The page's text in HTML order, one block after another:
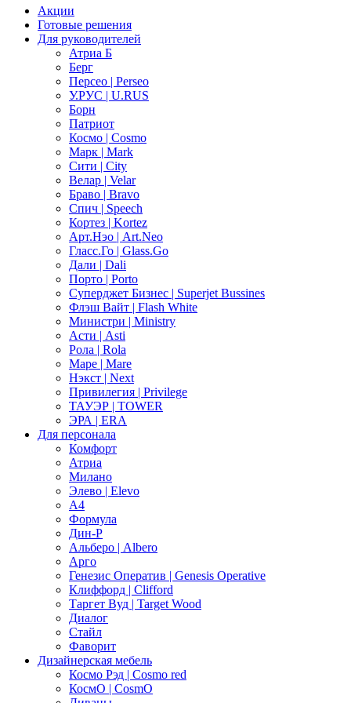
Акции
Готовые решения
Для руководителей
Атриа Б
Берг
Персео | Perseo
У.РУС | U.RUS
Борн
Патриот
Космо | Cosmo
Марк | Mark
Сити | City
Велар | Velar
Браво | Bravo
Спич | Speech
Кортез | Kortez
Арт.Нэо | Art.Neo
Гласс.Го | Glass.Go
Дали | Dali
Порто | Porto
Суперджет Бизнес | Superjet Bussines
Флэш Вайт | Flash White
Министри | Ministry
Асти | Asti
Рола | Rola
Маре | Mare
Нэкст | Next
Привилегия | Privilege
ТАУЭР | TOWER
ЭРА | ERA
Для персонала
Комфорт
Атриа
Милано
Элево | Elevo
А4
Формула
Дин-Р
Альберо | Albero
Арго
Генезис Оператив | Genesis Operative
Клиффорд | Clifford
Таргет Вуд | Target Wood
Диалог
Стайл
Фаворит
Дизайнерская мебель
Космо Рэд | Cosmo red
КосмО | CosmO